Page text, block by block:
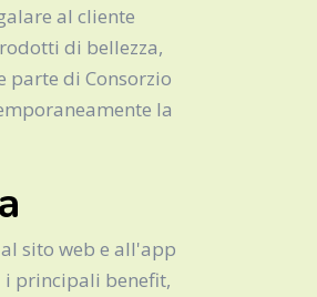
al cliente
di bellezza,
parte di Consorzio
la
sito web e all'app
i principali benefit,